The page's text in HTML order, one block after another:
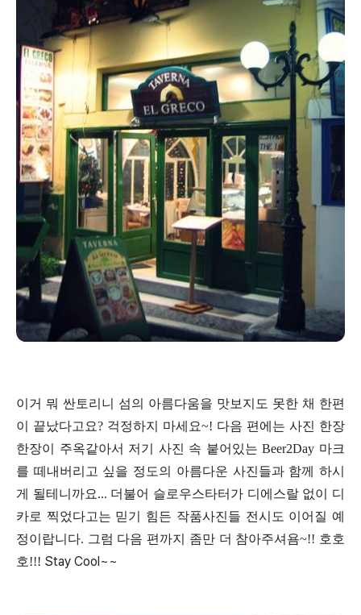
이거 뭐 싼토리니 섬의 아름다움을 맛보지도 못한 채 한편
이 끝났다고요? 걱정하지 마세요~! 다음 편에는 사진 한장
한장이 주옥같아서 저기 사진 속 붙어있는 Beer2Day 마크
를 떼내버리고 싶을 정도의 아름다운 사진들과 함께 하시
게 될테니까요... 더불어 슬로우스타터가 디에스랄 없이 디
카로 찍었다고는 믿기 힘든 작품사진들 전시도 이어질 예
정이랍니다. 그럼 다음 편까지 좀만 더 참아주셔욤~!! 호호
호!!! Stay Cool~~